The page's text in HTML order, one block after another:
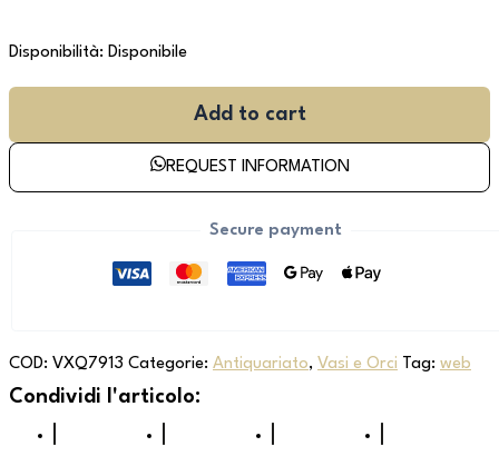
Disponibilità: Disponibile
Add to cart
REQUEST INFORMATION
Secure payment
COD: VXQ7913 Categorie: Antiquariato, Vasi e Orci Tag: web